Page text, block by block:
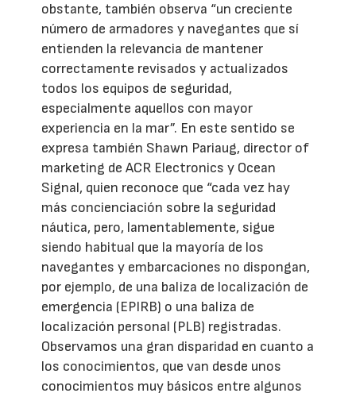
obstante, también observa “un creciente
número de armadores y navegantes que sí
entienden la relevancia de mantener
correctamente revisados y actualizados
todos los equipos de seguridad,
especialmente aquellos con mayor
experiencia en la mar”. En este sentido se
expresa también Shawn Pariaug, director of
marketing de ACR Electronics y Ocean
Signal, quien reconoce que “cada vez hay
más concienciación sobre la seguridad
náutica, pero, lamentablemente, sigue
siendo habitual que la mayoría de los
navegantes y embarcaciones no dispongan,
por ejemplo, de una baliza de localización de
emergencia (EPIRB) o una baliza de
localización personal (PLB) registradas.
Observamos una gran disparidad en cuanto a
los conocimientos, que van desde unos
conocimientos muy básicos entre algunos